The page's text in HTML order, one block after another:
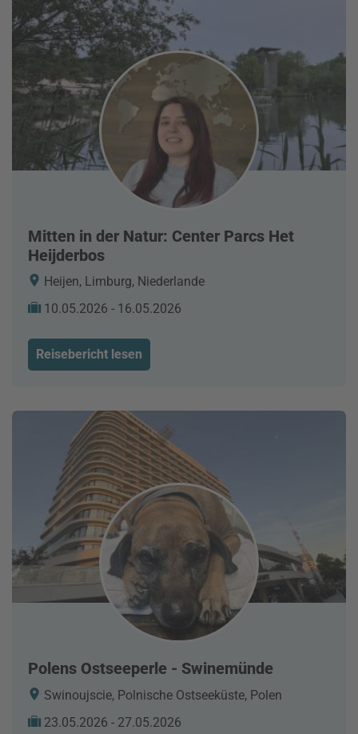
Mitten in der Natur: Center Parcs Het
Heijderbos
Heijen, Limburg, Niederlande
10.05.2026 - 16.05.2026
Reisebericht lesen
Polens Ostseeperle - Swinemünde
Swinoujscie, Polnische Ostseeküste, Polen
23.05.2026 - 27.05.2026